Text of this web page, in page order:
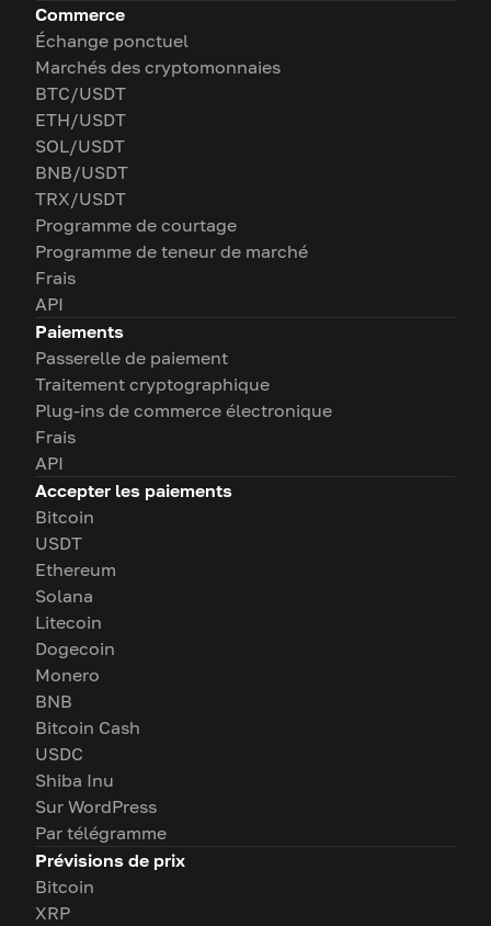
Commerce
Échange ponctuel
Marchés des cryptomonnaies
BTC/USDT
ETH/USDT
SOL/USDT
BNB/USDT
TRX/USDT
Programme de courtage
Programme de teneur de marché
Frais
API
Paiements
Passerelle de paiement
Traitement cryptographique
Plug-ins de commerce électronique
Frais
API
Accepter les paiements
Bitcoin
USDT
Ethereum
Solana
Litecoin
Dogecoin
Monero
BNB
Bitcoin Cash
USDC
Shiba Inu
Sur WordPress
Par télégramme
Prévisions de prix
Bitcoin
XRP